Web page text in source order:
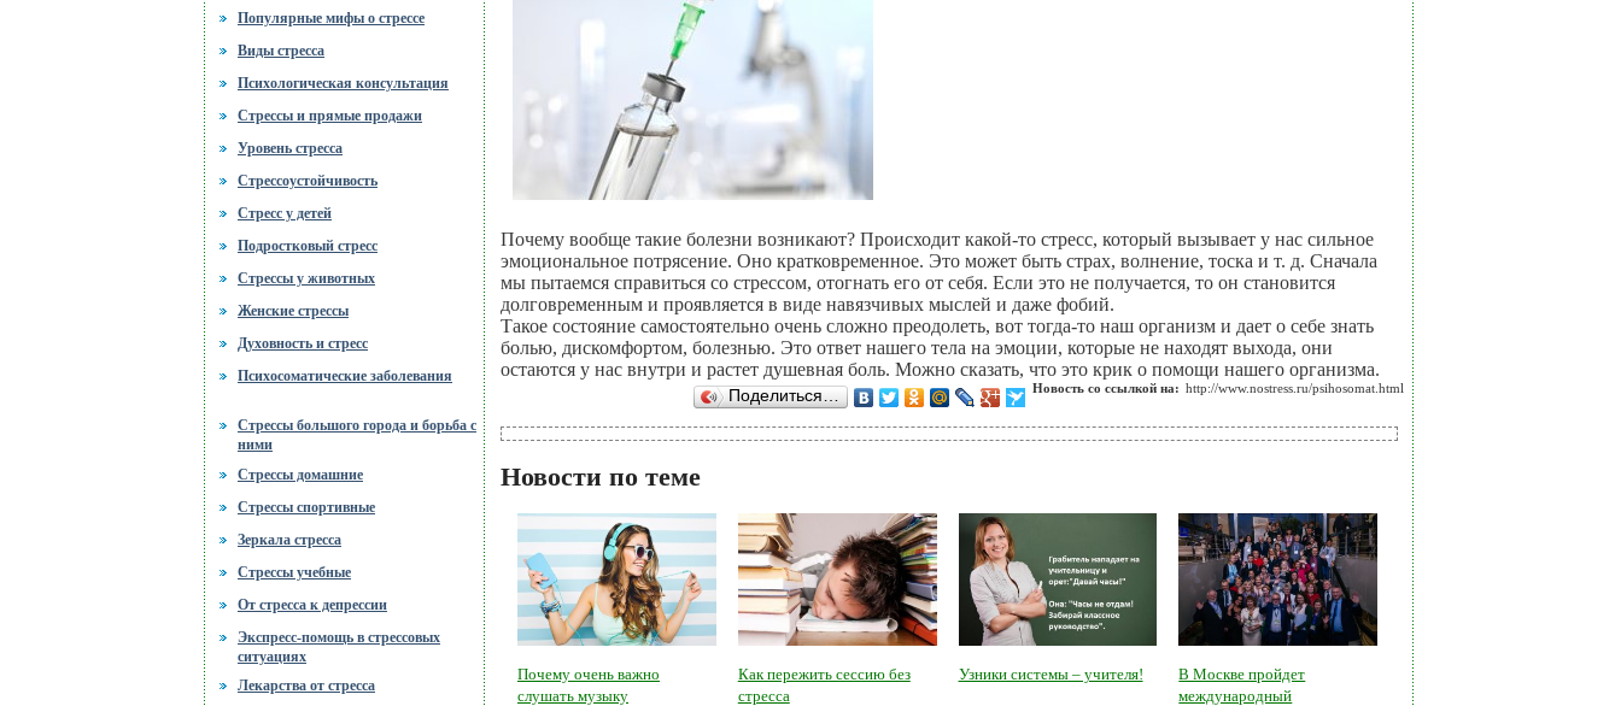
Популярные мифы о стрессе
Виды стресса
Психологическая консультация
Стрессы и прямые продажи
Уровень стресса
Стрессоустойчивость
Стресс у детей
Подростковый стресс
Стрессы у животных
Женские стрессы
Духовность и стресс
Психосоматические заболевания
Стрессы большого города и борьба с
ними
Стрессы домашние
Стрессы спортивные
Зеркала стресса
Стрессы учебные
От стресса к депрессии
Экспресс-помощь в стрессовых
ситуациях
Лекарства от стресса
Почему вообще такие болезни возникают? Происходит какой-то стресс, который вызывает у нас сильное
эмоциональное потрясение. Оно кратковременное. Это может быть страх, волнение, тоска и т. д. Сначала
мы пытаемся справиться со стрессом, отогнать его от себя. Если это не получается, то он становится
долговременным и проявляется в виде навязчивых мыслей и даже фобий.
Такое состояние самостоятельно очень сложно преодолеть, вот тогда-то наш организм и дает о себе знать
болью, дискомфортом, болезнью. Это ответ нашего тела на эмоции, которые не находят выхода, они
остаются у нас внутри и растет душевная боль. Можно сказать, что это крик о помощи нашего организма.
Новость со ссылкой на: http://www.nostress.ru/psihosomat.html
Поделиться…
Новости по теме
Почему очень важно
слушать музыку
Как пережить сессию без
стресса
Узники системы – учителя!
В Москве пройдет
международный